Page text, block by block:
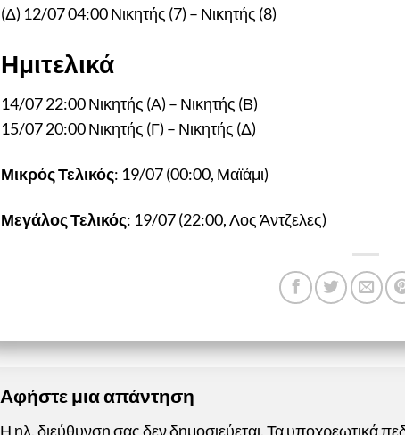
(Δ) 12/07 04:00 Νικητής (7) – Νικητής (8)
Ημιτελικά
14/07 22:00 Νικητής (Α) – Νικητής (Β)
15/07 20:00 Νικητής (Γ) – Νικητής (Δ)
Μικρός Τελικός: 19/07 (00:00, Μαϊάμι)
Μεγάλος Τελικός: 19/07 (22:00, Λος Άντζελες)
Αφήστε μια απάντηση
Η ηλ. διεύθυνση σας δεν δημοσιεύεται.Τα υποχρεωτικά